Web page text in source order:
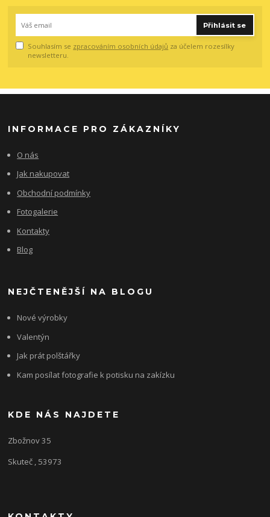
Přihlásit se
Souhlasím se zpracováním osobních údajů za účelem rozesílky
newsletteru.
INFORMACE PRO ZÁKAZNÍKY
O nás
Jak nakupovat
Obchodní podmínky
Fotogalerie
Kontakty
Blog
NEJČTENĚJŠÍ NA BLOGU
Nové výrobky
Valentýn
Jak prát polštářky
Kam posílat fotografie k potisku na zakízku
KDE NÁS NAJDETE
Zbožnov 35
Skuteč , 53973